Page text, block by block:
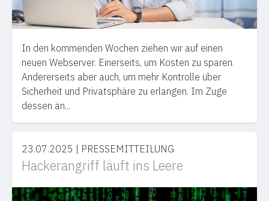
In den kommenden Wochen ziehen wir auf einen
neuen Webserver. Einerseits, um Kosten zu sparen.
Andererseits aber auch, um mehr Kontrolle über
Sicherheit und Privatsphäre zu erlangen. Im Zuge
dessen än...
23.07.2025 | PRESSEMITTEILUNG
Hackerangriff läuft ins Leere